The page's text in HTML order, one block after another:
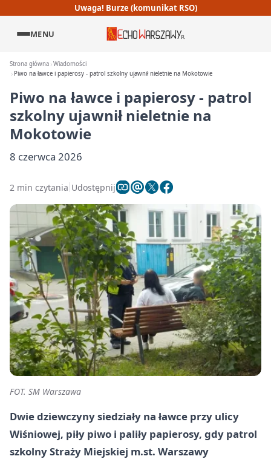
Uwaga! Burze (komunikat RSO)
MENU
Strona główna Wiadomości
Piwo na ławce i papierosy - patrol szkolny ujawnił nieletnie na Mokotowie
Piwo na ławce i papierosy - patrol
szkolny ujawnił nieletnie na
Mokotowie
8 czerwca 2026
2 min czytania Udostępnij
FOT. SM Warszawa
Dwie dziewczyny siedziały na ławce przy ulicy
Wiśniowej, piły piwo i paliły papierosy, gdy patrol
szkolny Straży Miejskiej m.st. Warszawy